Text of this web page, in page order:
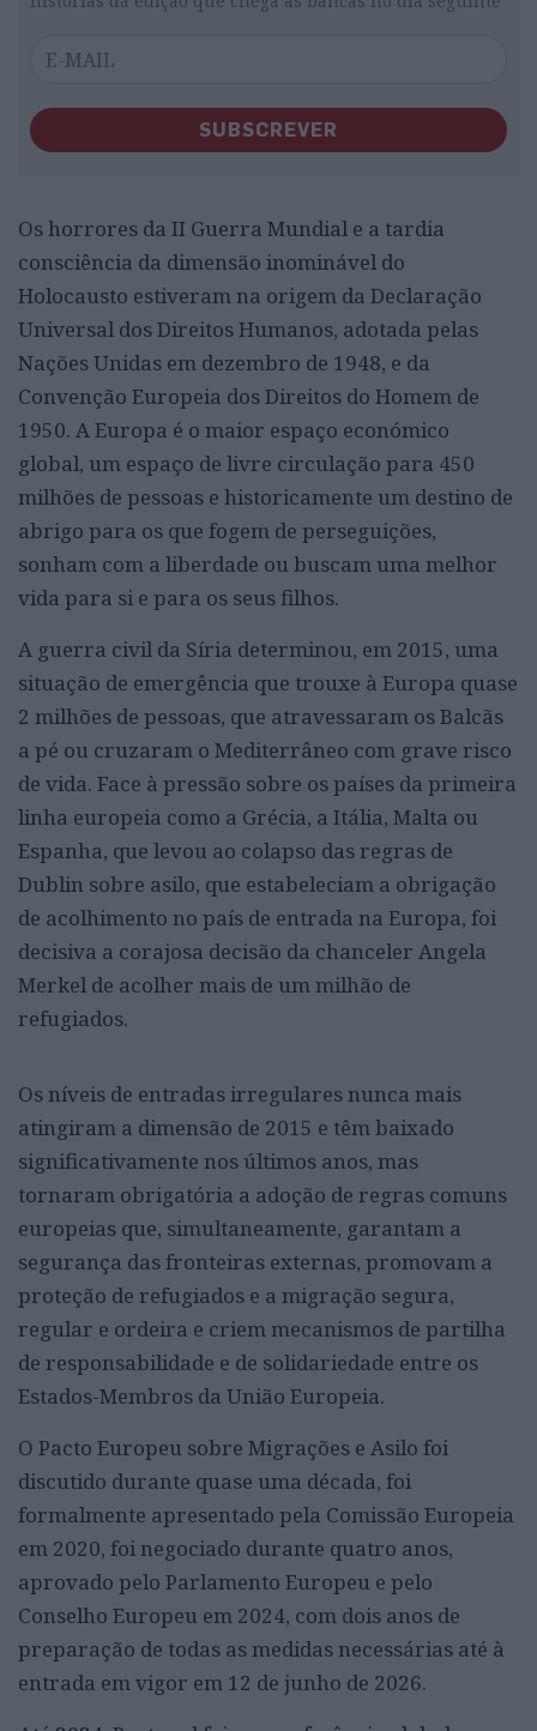
SUBSCREVER
Os horrores da II Guerra Mundial e a tardia
consciência da dimensão inominável do
Holocausto estiveram na origem da Declaração
Universal dos Direitos Humanos, adotada pelas
Nações Unidas em dezembro de 1948, e da
Convenção Europeia dos Direitos do Homem de
1950. A Europa é o maior espaço económico
global, um espaço de livre circulação para 450
milhões de pessoas e historicamente um destino de
abrigo para os que fogem de perseguições,
sonham com a liberdade ou buscam uma melhor
vida para si e para os seus filhos.
A guerra civil da Síria determinou, em 2015, uma
situação de emergência que trouxe à Europa quase
2 milhões de pessoas, que atravessaram os Balcãs
a pé ou cruzaram o Mediterrâneo com grave risco
de vida. Face à pressão sobre os países da primeira
linha europeia como a Grécia, a Itália, Malta ou
Espanha, que levou ao colapso das regras de
Dublin sobre asilo, que estabeleciam a obrigação
de acolhimento no país de entrada na Europa, foi
decisiva a corajosa decisão da chanceler Angela
Merkel de acolher mais de um milhão de
refugiados.
Os níveis de entradas irregulares nunca mais
atingiram a dimensão de 2015 e têm baixado
significativamente nos últimos anos, mas
tornaram obrigatória a adoção de regras comuns
europeias que, simultaneamente, garantam a
segurança das fronteiras externas, promovam a
proteção de refugiados e a migração segura,
regular e ordeira e criem mecanismos de partilha
de responsabilidade e de solidariedade entre os
Estados-Membros da União Europeia.
O Pacto Europeu sobre Migrações e Asilo foi
discutido durante quase uma década, foi
formalmente apresentado pela Comissão Europeia
em 2020, foi negociado durante quatro anos,
aprovado pelo Parlamento Europeu e pelo
Conselho Europeu em 2024, com dois anos de
preparação de todas as medidas necessárias até à
entrada em vigor em 12 de junho de 2026.